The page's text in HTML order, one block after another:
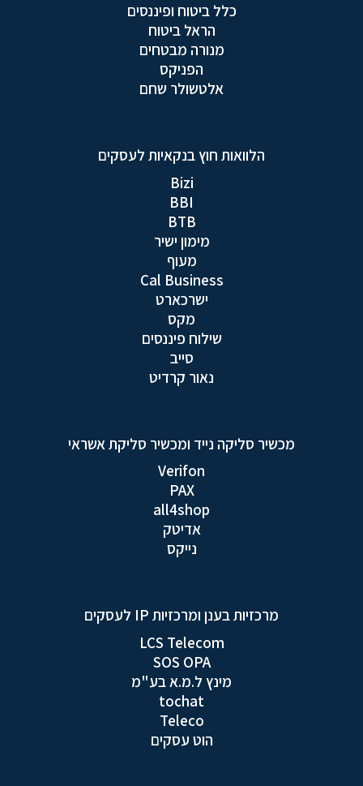
כלל ביטוח ופיננסים
הראל ביטוח
מנורה מבטחים
הפניקס
אלטשולר שחם
הלוואות חוץ בנקאיות לעסקים
Bizi
BBI
BTB
מימון ישיר
מעוף
Cal Business
ישרכארט
מקס
שילוח פיננסים
סייב
נאור קרדיט
מכשיר סליקה נייד ומכשיר סליקת אשראי
Verifon
PAX
all4shop
אדיטק
נייקס
מרכזיות בענן ומרכזיות IP לעסקים
LCS Telecom
SOS OPA
מינץ ל.מ.א בע"מ
tochat
Teleco
הוט עסקים